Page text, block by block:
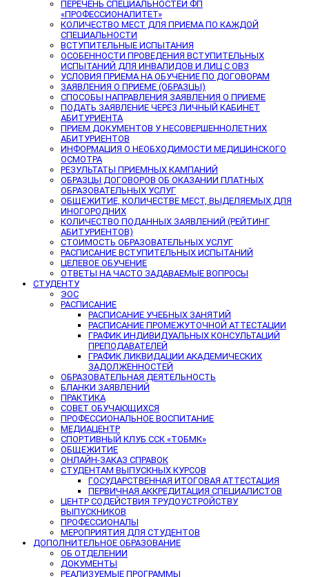
ПЕРЕЧЕНЬ СПЕЦИАЛЬНОСТЕЙ ФП
«ПРОФЕССИОНАЛИТЕТ»
КОЛИЧЕСТВО МЕСТ ДЛЯ ПРИЕМА ПО КАЖДОЙ
СПЕЦИАЛЬНОСТИ
ВСТУПИТЕЛЬНЫЕ ИСПЫТАНИЯ
ОСОБЕННОСТИ ПРОВЕДЕНИЯ ВСТУПИТЕЛЬНЫХ
ИСПЫТАНИЙ ДЛЯ ИНВАЛИДОВ И ЛИЦ С ОВЗ
УСЛОВИЯ ПРИЕМА НА ОБУЧЕНИЕ ПО ДОГОВОРАМ
ЗАЯВЛЕНИЯ О ПРИЕМЕ (ОБРАЗЦЫ)
СПОСОБЫ НАПРАВЛЕНИЯ ЗАЯВЛЕНИЯ О ПРИЕМЕ
ПОДАТЬ ЗАЯВЛЕНИЕ ЧЕРЕЗ ЛИЧНЫЙ КАБИНЕТ
АБИТУРИЕНТА
ПРИЕМ ДОКУМЕНТОВ У НЕСОВЕРШЕННОЛЕТНИХ
АБИТУРИЕНТОВ
ИНФОРМАЦИЯ О НЕОБХОДИМОСТИ МЕДИЦИНСКОГО
ОСМОТРА
РЕЗУЛЬТАТЫ ПРИЕМНЫХ КАМПАНИЙ
ОБРАЗЦЫ ДОГОВОРОВ ОБ ОКАЗАНИИ ПЛАТНЫХ
ОБРАЗОВАТЕЛЬНЫХ УСЛУГ
ОБЩЕЖИТИЕ, КОЛИЧЕСТВЕ МЕСТ, ВЫДЕЛЯЕМЫХ ДЛЯ
ИНОГОРОДНИХ
КОЛИЧЕСТВО ПОДАННЫХ ЗАЯВЛЕНИЙ (РЕЙТИНГ
АБИТУРИЕНТОВ)
СТОИМОСТЬ ОБРАЗОВАТЕЛЬНЫХ УСЛУГ
РАСПИСАНИЕ ВСТУПИТЕЛЬНЫХ ИСПЫТАНИЙ
ЦЕЛЕВОЕ ОБУЧЕНИЕ
ОТВЕТЫ НА ЧАСТО ЗАДАВАЕМЫЕ ВОПРОСЫ
СТУДЕНТУ
ЭОС
РАСПИСАНИЕ
РАСПИСАНИЕ УЧЕБНЫХ ЗАНЯТИЙ
РАСПИСАНИЕ ПРОМЕЖУТОЧНОЙ АТТЕСТАЦИИ
ГРАФИК ИНДИВИДУАЛЬНЫХ КОНСУЛЬТАЦИЙ
ПРЕПОДАВАТЕЛЕЙ
ГРАФИК ЛИКВИДАЦИИ АКАДЕМИЧЕСКИХ
ЗАДОЛЖЕННОСТЕЙ
ОБРАЗОВАТЕЛЬНАЯ ДЕЯТЕЛЬНОСТЬ
БЛАНКИ ЗАЯВЛЕНИЙ
ПРАКТИКА
СОВЕТ ОБУЧАЮЩИХСЯ
ПРОФЕССИОНАЛЬНОЕ ВОСПИТАНИЕ
МЕДИАЦЕНТР
СПОРТИВНЫЙ КЛУБ ССК «ТОБМК»
ОБЩЕЖИТИЕ
ОНЛАЙН-ЗАКАЗ СПРАВОК
СТУДЕНТАМ ВЫПУСКНЫХ КУРСОВ
ГОСУДАРСТВЕННАЯ ИТОГОВАЯ АТТЕСТАЦИЯ
ПЕРВИЧНАЯ АККРЕДИТАЦИЯ СПЕЦИАЛИСТОВ
ЦЕНТР СОДЕЙСТВИЯ ТРУДОУСТРОЙСТВУ
ВЫПУСКНИКОВ
ПРОФЕССИОНАЛЫ
МЕРОПРИЯТИЯ ДЛЯ СТУДЕНТОВ
ДОПОЛНИТЕЛЬНОЕ ОБРАЗОВАНИЕ
ОБ ОТДЕЛЕНИИ
ДОКУМЕНТЫ
РЕАЛИЗУЕМЫЕ ПРОГРАММЫ